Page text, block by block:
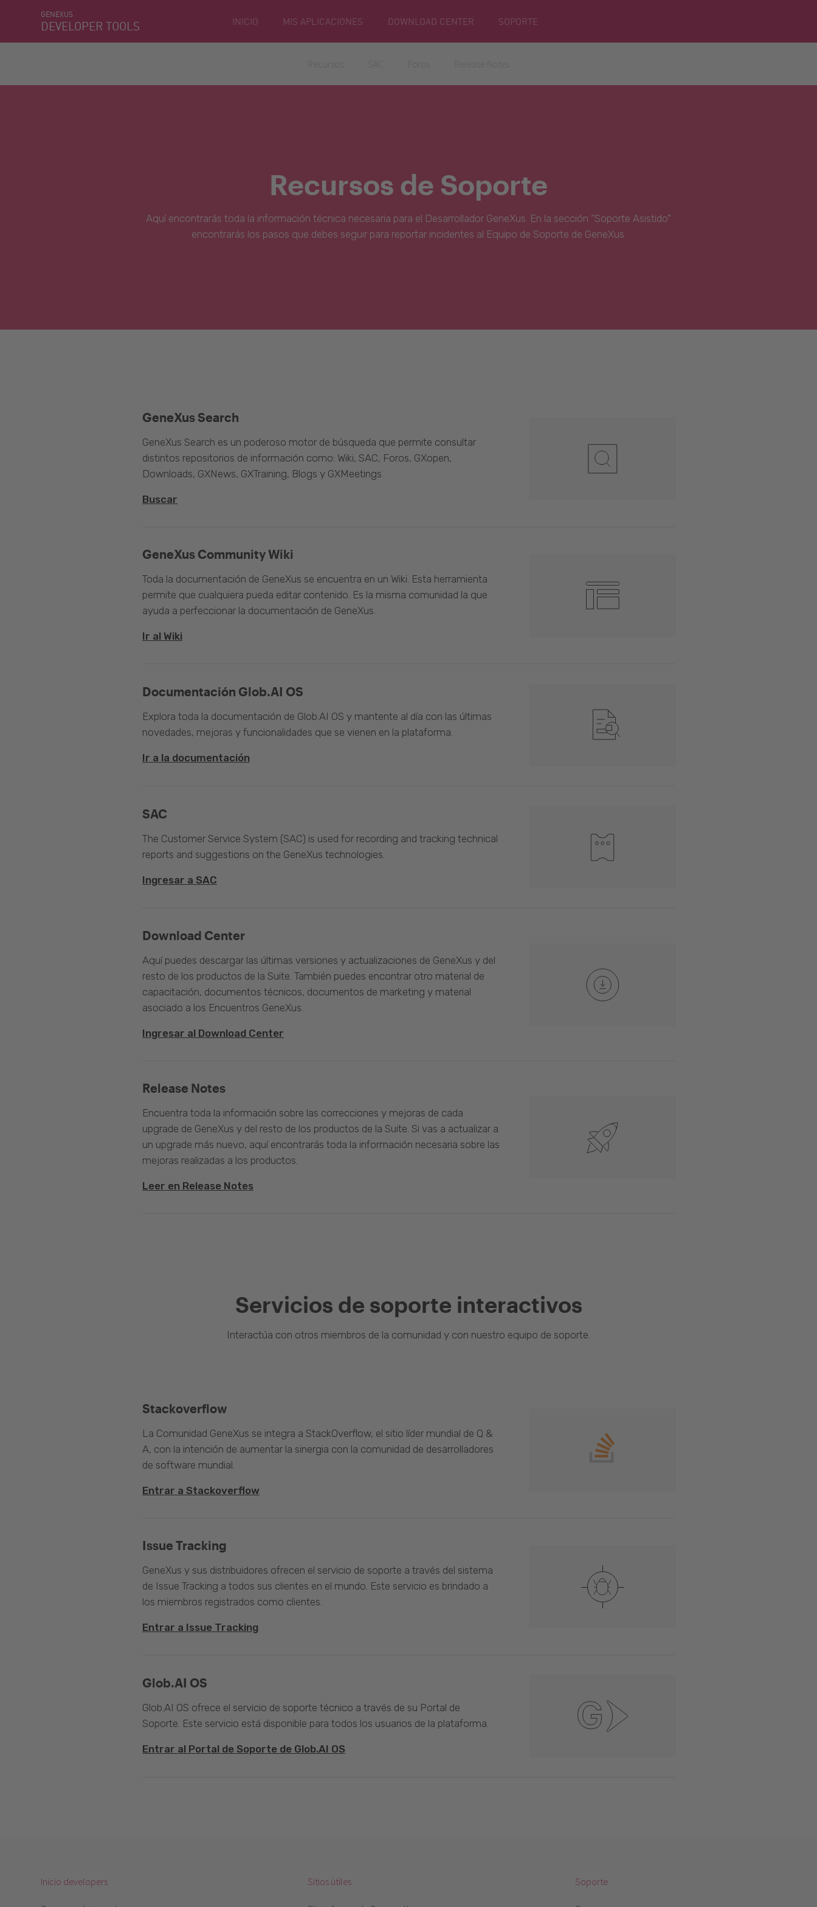
GENEXUS
DEVELOPER TOOLS INICIO MIS APLICACIONES DOWNLOAD CENTER SOPORTE
Recursos de Soporte
Aquí encontrarás toda la información técnica necesaria para el Desarrollador GeneXus. En la sección “Soporte Asistido”
encontrarás los pasos que debes seguir para reportar incidentes al Equipo de Soporte de GeneXus.
GeneXus Community Wiki
Toda la documentación de GeneXus se encuentra en un Wiki. Esta herramienta
permite que cualquiera pueda editar contenido. Es la misma comunidad la que
ayuda a perfeccionar la documentación de GeneXus.
Ir al Wiki
GeneXus Search
GeneXus Search es un poderoso motor de búsqueda que permite consultar
distintos repositorios de información como: Wiki, SAC, Foros, GXopen,
Downloads, GXNews, GXTraining, Blogs y GXMeetings.
Buscar
Documentación Glob.AI OS
Explora toda la documentación de Glob.AI OS y mantente al día con las últimas
novedades, mejoras y funcionalidades que se vienen en la plataforma.
Ir a la documentación
SAC
The Customer Service System (SAC) is used for recording and tracking technical
reports and suggestions on the GeneXus technologies.
Ingresar a SAC
Download Center
Aquí puedes descargar las últimas versiones y actualizaciones de GeneXus y del
resto de los productos de la Suite. También puedes encontrar otro material de
capacitación, documentos técnicos, documentos de marketing y material
asociado a los Encuentros GeneXus.
Ingresar al Download Center
Release Notes
Encuentra toda la información sobre las correcciones y mejoras de cada
upgrade de GeneXus y del resto de los productos de la Suite. Si vas a actualizar a
un upgrade más nuevo, aquí encontrarás toda la información necesaria sobre las
mejoras realizadas a los productos.
Leer en Release Notes
Servicios de soporte interactivos
Interactúa con otros miembros de la comunidad y con nuestro equipo de soporte.
Stackoverflow
La Comunidad GeneXus se integra a StackOverflow, el sitio líder mundial de Q &
A, con la intención de aumentar la sinergia con la comunidad de desarrolladores
de software mundial.
Entrar a Stackoverflow
Issue Tracking
GeneXus y sus distribuidores ofrecen el servicio de soporte a través del sistema
de Issue Tracking a todos sus clientes en el mundo. Este servicio es brindado a
los miembros registrados como clientes.
Entrar a Issue Tracking
Glob.AI OS
Glob.AI OS ofrece el servicio de soporte técnico a través de su Portal de
Soporte. Este servicio está disponible para todos los usuarios de la plataforma.
Entrar al Portal de Soporte de Glob.AI OS
Inicio developers Sitios útiles Soporte